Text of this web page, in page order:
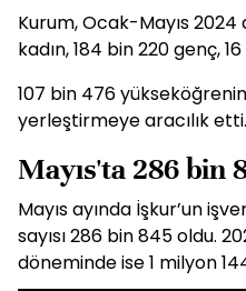
Kurum, Ocak-Mayıs 2024
kadın, 184 bin 220 genç,
107 bin 476
yerleştirmeye aracılık etti.
Mayıs'ta 286 bin
Mayıs ayında İşkur’un
sayısı 286 bin 845 oldu.
döneminde ise 1 milyon